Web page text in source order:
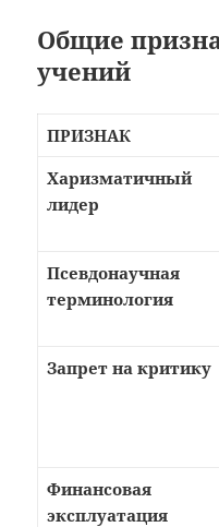
Общие
учений
ПРИЗНАК
Харизматичный
лидер
Псевдонаучная
терминология
Запрет на критику
Финансовая
эксплуатация